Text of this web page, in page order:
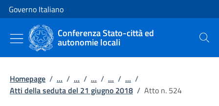
Vai al contenuto
Vai alla navigazione del sito
Governo Italiano
Conferenza Stato-città ed
autonomie locali Cerca
Homepage / ... / ... / ... / ... / ... /
Atti della seduta del 21 giugno 2018 / Atto n. 524